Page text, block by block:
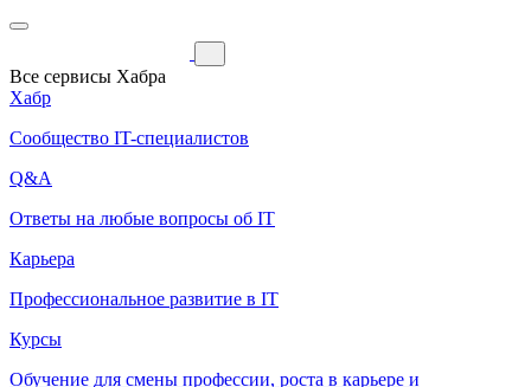
Все сервисы Хабра
Хабр
Сообщество IT-специалистов
Q&A
Ответы на любые вопросы об IT
Карьера
Профессиональное развитие в IT
Курсы
Обучение для смены профессии, роста в карьере и